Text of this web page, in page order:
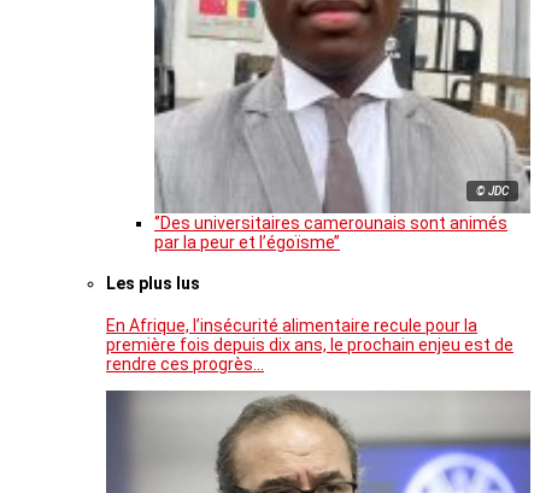
© JDC
‘’Des universitaires camerounais sont animés
par la peur et l’égoïsme’’
Les plus lus
En Afrique, l’insécurité alimentaire recule pour la
première fois depuis dix ans, le prochain enjeu est de
rendre ces progrès…